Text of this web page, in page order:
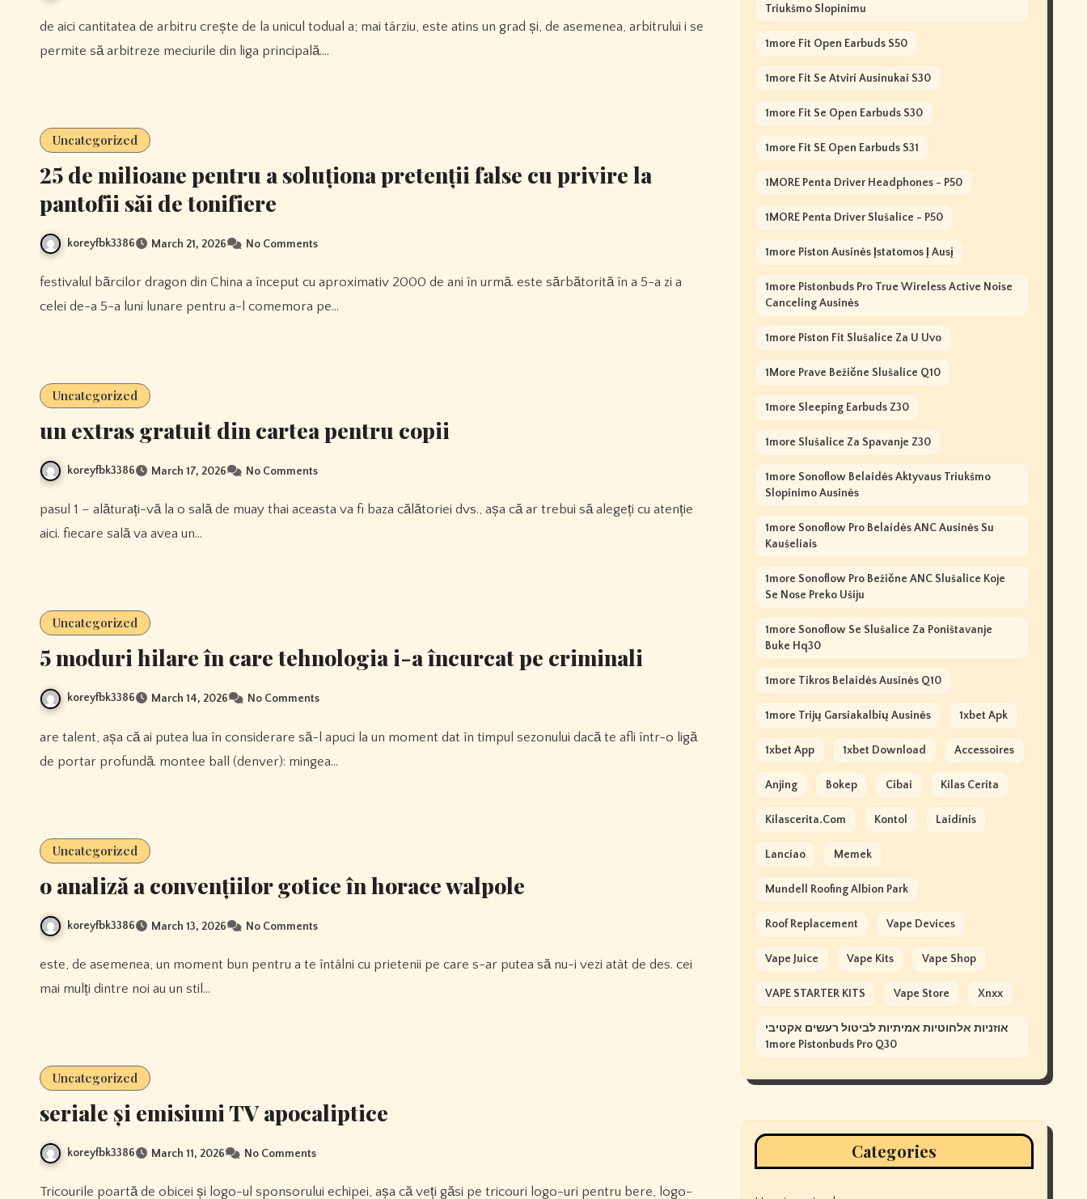
de aici cantitatea de arbitru crește de la unicul todual a; mai târziu, este atins un grad și, de asemenea, arbitrului i se
permite să arbitreze meciurile din liga principală.…
Uncategorized
25 de milioane pentru a soluționa pretenții false cu privire la
pantofii săi de tonifiere
koreyfbk3386 March 21, 2026 No Comments
festivalul bărcilor dragon din China a început cu aproximativ 2000 de ani în urmă. este sărbătorită în a 5-a zi a
celei de-a 5-a luni lunare pentru a-l comemora pe…
Uncategorized
un extras gratuit din cartea pentru copii
koreyfbk3386 March 17, 2026 No Comments
pasul 1 – alăturați-vă la o sală de muay thai aceasta va fi baza călătoriei dvs., așa că ar trebui să alegeți cu atenție
aici. fiecare sală va avea un…
Uncategorized
5 moduri hilare în care tehnologia i-a încurcat pe criminali
koreyfbk3386 March 14, 2026 No Comments
are talent, așa că ai putea lua în considerare să-l apuci la un moment dat în timpul sezonului dacă te afli într-o ligă
de portar profundă. montee ball (denver): mingea…
Uncategorized
o analiză a convențiilor gotice în horace walpole
koreyfbk3386 March 13, 2026 No Comments
este, de asemenea, un moment bun pentru a te întâlni cu prietenii pe care s-ar putea să nu-i vezi atât de des. cei
mai mulți dintre noi au un stil…
Uncategorized
seriale și emisiuni TV apocaliptice
koreyfbk3386 March 11, 2026 No Comments
Tricourile poartă de obicei și logo-ul sponsorului echipei, așa că veți găsi pe tricouri logo-uri pentru bere, logo-
Triukšmo Slopinimu
1more Fit Open Earbuds S50
1more Fit Se Atviri Ausinukai S30
1more Fit Se Open Earbuds S30
1more Fit SE Open Earbuds S31
1MORE Penta Driver Headphones - P50
1MORE Penta Driver Slušalice - P50
1more Piston Ausinės Įstatomos Į Ausį
1more Pistonbuds Pro True Wireless Active Noise
Canceling Ausinės
1more Piston Fit Slušalice Za U Uvo
1More Prave Bežične Slušalice Q10
1more Sleeping Earbuds Z30
1more Slušalice Za Spavanje Z30
1more Sonoflow Belaidės Aktyvaus Triukšmo
Slopinimo Ausinės
1more Sonoflow Pro Belaidės ANC Ausinės Su
Kaušeliais
1more Sonoflow Pro Bežične ANC Slušalice Koje
Se Nose Preko Ušiju
1more Sonoflow Se Slušalice Za Poništavanje
Buke Hq30
1more Tikros Belaidės Ausinės Q10
1more Trijų Garsiakalbių Ausinės 1xbet Apk
1xbet App 1xbet Download Accessoires
Anjing Bokep Cibai Kilas Cerita
Kilascerita.com Kontol Laidinis
Lanciao Memek
Mundell Roofing Albion Park
Roof Replacement Vape Devices
Vape Juice Vape Kits Vape Shop
VAPE STARTER KITS Vape Store Xnxx
אוזניות אלחוטיות אמיתיות לביטול רעשים אקטיבי
1more Pistonbuds Pro Q30
Categories